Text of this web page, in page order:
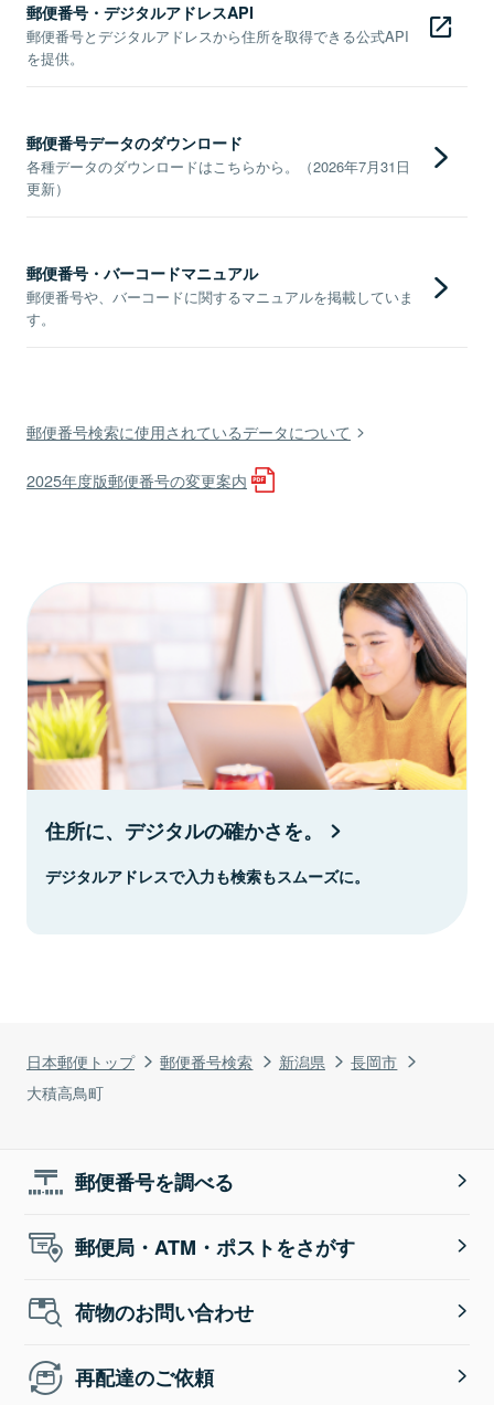
日本郵便トップ 郵便番号検索 新潟県
長岡市
大積高鳥町
郵便番号・デジタルアドレスAPI
郵便番号とデジタルアドレスから住所を取得できる公式API
を提供。
郵便番号データのダウンロード
各種データのダウンロードはこちらから。（2026年7月31日
更新）
郵便番号・バーコードマニュアル
郵便番号や、バーコードに関するマニュアルを掲載していま
す。
郵便番号検索に使用されているデータについて
2025年度版郵便番号の変更案内
住所に、デジタルの確かさを。
デジタルアドレスで入力も検索もスムーズに。
郵便番号を調べる
郵便局・ATM・ポストをさがす
荷物のお問い合わせ
再配達のご依頼